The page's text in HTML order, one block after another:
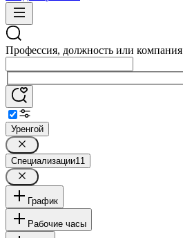
Профессия, должность или компания
Уренгой
Специализации11
График
Рабочие часы